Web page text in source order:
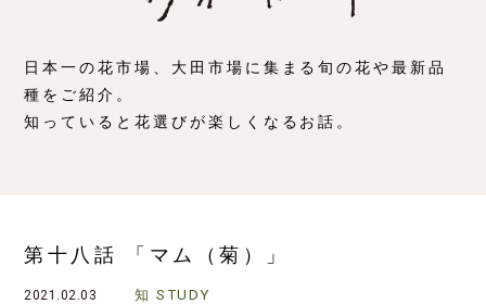
日本一の花市場、大田市場に集まる旬の花や最新品
種をご紹介。
知っていると花選びが楽しくなるお話。
第十八話 「マム（菊）」
2021.02.03 知 STUDY